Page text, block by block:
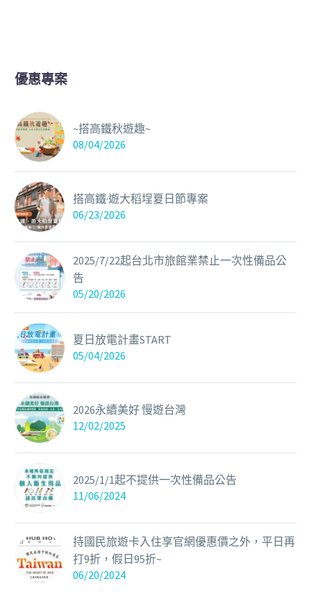
優惠專案
~搭高鐵秋遊趣~
08/04/2026
搭高鐵·遊大稻埕夏日節專案
06/23/2026
2025/7/22起台北市旅館業禁止一次性備品公
告
05/20/2026
夏日放電計畫START
05/04/2026
2026永續美好 慢遊台灣
12/02/2025
2025/1/1起不提供一次性備品公告
11/06/2024
持國民旅遊卡入住享官網優惠價之外，平日再
打9折，假日95折~
06/20/2024